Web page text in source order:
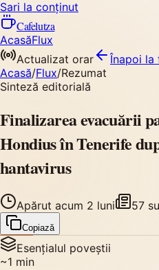
Sari la conținut
Cafelutza
AcasăFlux
Actualizat orar
Înapoi la
Acasă/Flux/Rezumat
Sinteză editorială
Finalizarea evacuării
Hondius în Tenerife
hantavirus
Apărut acum 2 luni 57
Copiază
Esențialul poveștii
~1 min